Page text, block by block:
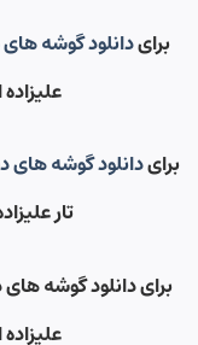
برایدانلود گوشه
برایدانلود گوشه های
تار
برای دانلود گوشه